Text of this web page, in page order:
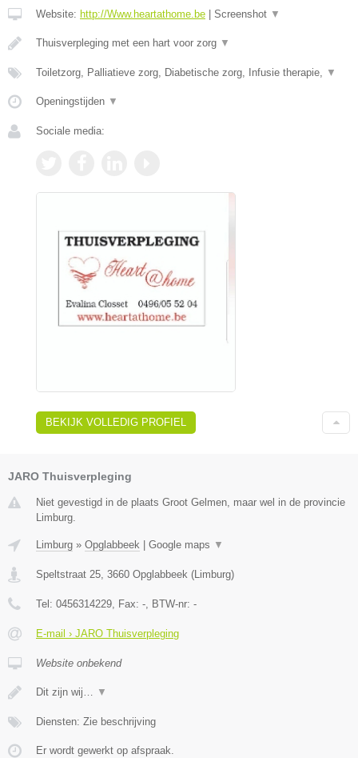
Website: http://Www.heartathome.be Screenshot ▼
Thuisverpleging met een hart voor zorg ▼
Toiletzorg, Palliatieve zorg, Diabetische zorg, Infusie therapie, ▼
Openingstijden ▼
Sociale media:
BEKIJK VOLLEDIG PROFIEL
JARO Thuisverpleging
Niet gevestigd in de plaats Groot Gelmen, maar wel in de provincie
Limburg.
Limburg » Opglabbeek Google maps ▼
Speltstraat 25, 3660 Opglabbeek (Limburg)
Tel: 0456314229, Fax: -, BTW-nr: -
E-mail › JARO Thuisverpleging
Website onbekend
Dit zijn wij… ▼
Diensten: Zie beschrijving
Er wordt gewerkt op afspraak.